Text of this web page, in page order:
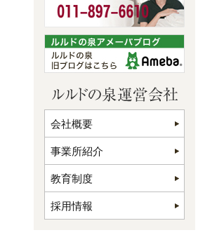
会社概要
事業所紹介
教育制度
採用情報